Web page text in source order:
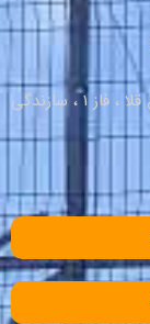
دفتر فروش : گلستان ، گرگان ، شهرک صنعتی آق قلا ، فاز 1 ، سازندگی